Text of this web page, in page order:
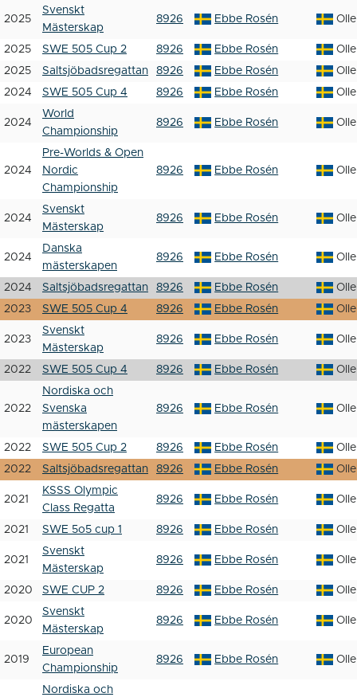
2025
Svenskt
Mästerskap
8926 Ebbe Rosén
2025 SWE 505 Cup 2 8926 Ebbe Rosén
2025
Saltsjöbadsregattan 8926 Ebbe Rosén
2024
SWE 505 Cup 4 8926 Ebbe Rosén
2024
World
Championship
8926 Ebbe Rosén
2024
Pre-Worlds & Open
Nordic
Championship
8926 Ebbe Rosén
2024
Svenskt
Mästerskap
8926 Ebbe Rosén
2024
Danska
mästerskapen
8926 Ebbe Rosén
2024 Saltsjöbadsregattan 8926 Ebbe Rosén
2023
SWE 505 Cup 4 8926 Ebbe Rosén
2023
Svenskt
Mästerskap
8926 Ebbe Rosén
2022 SWE 505 Cup 4 8926 Ebbe Rosén
2022
Nordiska och
Svenska
mästerskapen
8926 Ebbe Rosén
2022 SWE 505 Cup 2 8926 Ebbe Rosén
2022
Saltsjöbadsregattan 8926 Ebbe Rosén
2021
KSSS Olympic
Class Regatta
8926 Ebbe Rosén
2021 SWE 5o5 cup 1 8926 Ebbe Rosén
2021
Svenskt
Mästerskap
8926 Ebbe Rosén
2020 SWE CUP 2 8926 Ebbe Rosén
2020
Svenskt
Mästerskap
8926 Ebbe Rosén
2019
European
Championship
8926 Ebbe Rosén
Nordiska och